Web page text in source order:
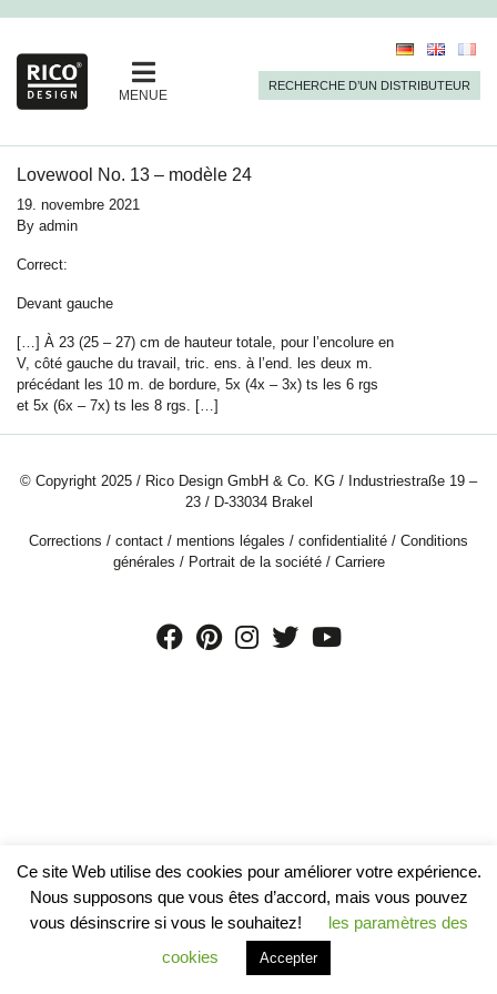
MENUE
RECHERCHE D’UN DISTRIBUTEUR
Lovewool No. 13 – modèle 24
19. novembre 2021
By admin
Correct:
Devant gauche
[…] À 23 (25 – 27) cm de hauteur totale, pour l’encolure en
V, côté gauche du travail, tric. ens. à l’end. les deux m.
précédant les 10 m. de bordure, 5x (4x – 3x) ts les 6 rgs
et 5x (6x – 7x) ts les 8 rgs. […]
© Copyright 2025 / Rico Design GmbH & Co. KG / Industriestraße 19 –
23 / D-33034 Brakel
Corrections / contact / mentions légales / confidentialité / Conditions
générales / Portrait de la société/ Carriere
Ce site Web utilise des cookies pour améliorer votre expérience.
Nous supposons que vous êtes d’accord, mais vous pouvez
vous désinscrire si vous le souhaitez!
les paramètres des
cookies
Accepter